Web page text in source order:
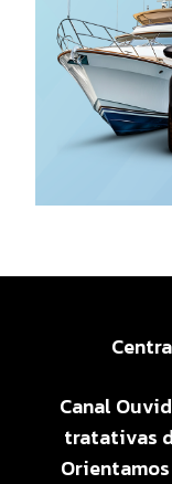
Canal
tratativas